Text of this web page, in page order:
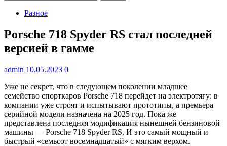
Разное
Porsche 718 Spyder RS стал последней
версией в гамме
admin 10.05.2023 0
Уже не секрет, что в следующем поколении младшее
семейство спорткаров Porsche 718 перейдет на электротягу: в
компании уже строят и испытывают прототипы, а премьера
серийной модели назначена на 2025 год. Пока же
представлена последняя модификация нынешней бензиновой
машины — Porsche 718 Spyder RS. И это самый мощный и
быстрый «семьсот восемнадцатый» с мягким верхом.